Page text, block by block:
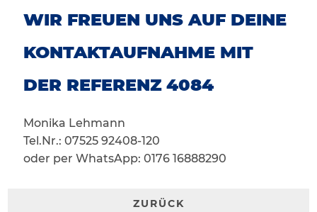
WIR FREUEN UNS AUF DEINE
KONTAKTAUFNAHME MIT
DER REFERENZ 4084
Monika Lehmann
Tel.Nr.: 07525 92408-120
oder per WhatsApp: 0176 16888290
ZURÜCK